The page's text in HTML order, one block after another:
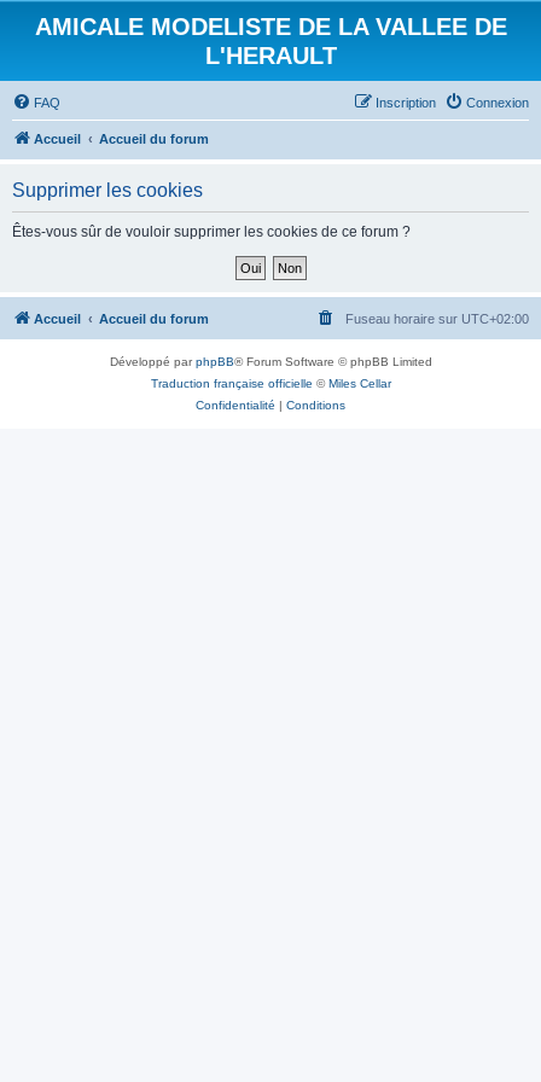
AMICALE MODELISTE DE LA VALLEE DE
L'HERAULT
FAQ Connexion
Inscription
Accueil Accueil du forum
Supprimer les cookies
Êtes-vous sûr de vouloir supprimer les cookies de ce forum ?
Accueil Accueil du forum Fuseau horaire sur UTC+02:00
Développé parphpBB® Forum Software © phpBB Limited
Traduction française officielle ©Miles Cellar
Confidentialité | Conditions